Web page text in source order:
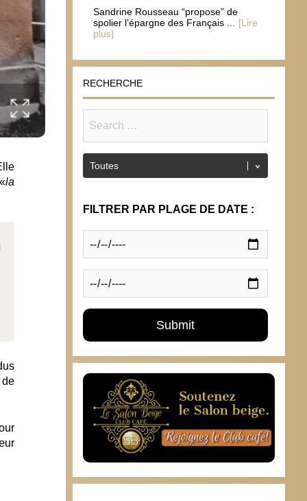
la
de
Sandrine Rousseau “propose” de
spolier l’épargne des Français ...
[Lire
plus]
RECHERCHE
FILTRER PAR PLAGE DE DATE :